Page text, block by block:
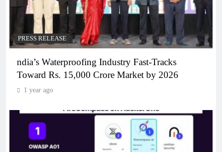
PRESS RELEASE
ndia’s Waterproofing Industry Fast-Tracks
Toward Rs. 15,000 Crore Market by 2026
1 year ago